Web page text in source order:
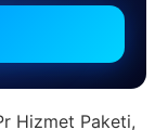
Hizmet Paketi,